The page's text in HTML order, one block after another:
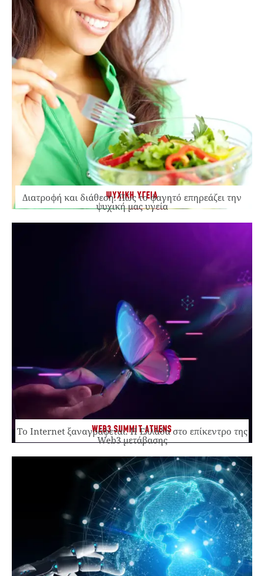
ΨΥΧΙΚΗ ΥΓΕΙΑ
Διατροφή και διάθεση: Πώς το φαγητό επηρεάζει την
ψυχική μας υγεία
WEB3 SUMMIT ATHENS
Το Internet ξαναγράφεται. Η Ελλάδα στο επίκεντρο της
Web3 μετάβασης